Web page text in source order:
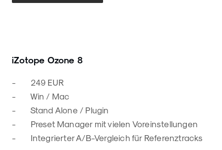
iZotope Ozone 8
- 249 EUR
- Win / Mac
- Stand Alone / Plugin
- Preset Manager mit vielen Voreinstellungen
- Integrierter A/B-Vergleich für Referenztracks